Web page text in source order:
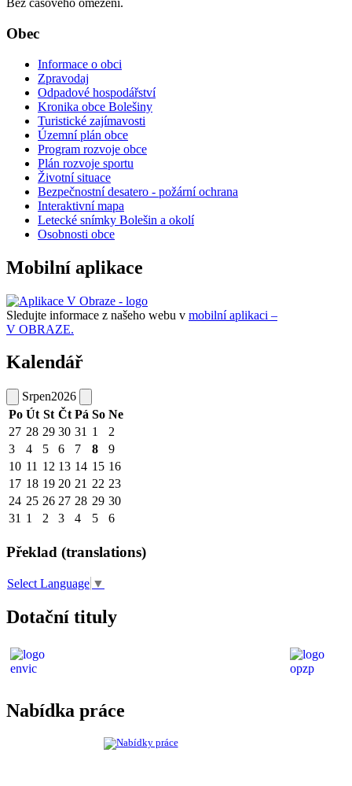
Bez časového omezení.
Obec
Informace o obci
Zpravodaj
Odpadové hospodářství
Kronika obce Bolešiny
Turistické zajímavosti
Územní plán obce
Program rozvoje obce
Plán rozvoje sportu
Životní situace
Bezpečnostní desatero - požární ochrana
Interaktivní mapa
Letecké snímky Bolešin a okolí
Osobnosti obce
Mobilní aplikace
Sledujte informace z našeho webu v mobilní aplikaci –
V OBRAZE.
Kalendář
Srpen2026
Po Út St Čt Pá So Ne
27 28 29 30 31 1
2
3
4 5 6 7 8
9
10 11 12 13 14 15 16
17 18 19 20 21 22 23
24 25 26 27 28 29 30
31 1 2 3 4 5 6
Překlad (translations)
Select Language ▼
Dotační tituly
Nabídka práce